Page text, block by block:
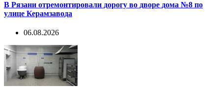
В Рязани отремонтировали дорогу во дворе дома №8 по
улице Керамзавода
06.08.2026